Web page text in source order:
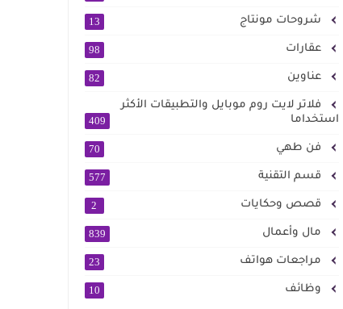
شروحات مونتاج 13
عقارات 98
عناوين 82
فلاتر لايت روم موبايل والتطبيقات الأكثر
استخداما
409
فن طهي 70
قسم التقنية 577
قصص وحكايات 2
مال وأعمال 839
مراجعات هواتف 23
وظائف 10